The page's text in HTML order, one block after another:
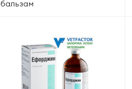
бальзам